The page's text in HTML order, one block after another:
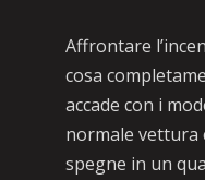
Affrontare
cosa
accade con i
normale vettura
spegne in un